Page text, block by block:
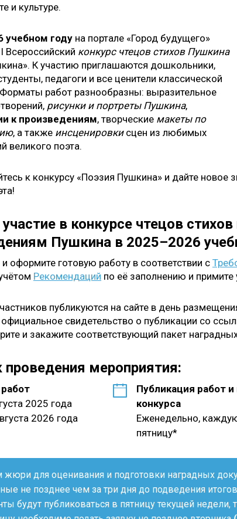
и культуре.
учебном году на портале «Город будущего»
Всероссийский конкурс чтецов стихов Пушкина
К участию приглашаются дошкольники,
педагоги и все ценители классической
работ разнообразны: выразительное
рисунки и портреты Пушкина,
к произведениям, творческие макеты по
, а также инсценировкисцен из любимых
великого поэта.
к конкурсу «Поэзия Пушкина» и дайте
в конкурсе чтецов
Пушкина в 2025–2026
и оформите готовую работу в соответствии с
Рекомендаций по её заполнению и примите
публикуются на сайте в день
свидетельство о публикации со
и закажите соответствующий пакет
мероприятия:
2025 года
2026 года
Публикация работ и
конкурса
Еженедельно,
пятницу*
жюри для оценивания и подготовки наградных
не позднее чем за три дня до подведения
будут публиковаться в пятницу текущей